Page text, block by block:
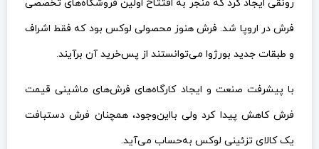
رونقی ایجاد کرد که منجر به افتتاح اولین فروشگاه‌های تخصصی
فرش در اروپا شد. فرش هنوز محصولی لوکس بود که فقط اشراف
و طبقات جدید بورژوا می‌توانستند از پس‌خرید آن برآیند.
با پیشرفت صنعت و ایجاد کارگاه‌های فرش‌های ماشینی قیمت
فرش کاهش پیدا کرد ولی بااین‌وجود، همچنان فرش دستبافت
یک کالای تزئینی لوکس به‌حساب می‌آید.